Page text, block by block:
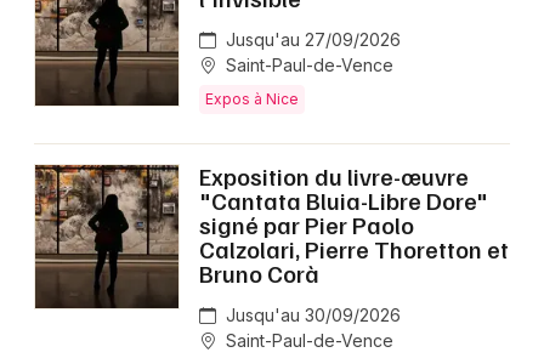
Jusqu'au 27/09/2026
Saint-Paul-de-Vence
Expos à Nice
Exposition du livre-œuvre
"Cantata Bluia-Libre Dore"
signé par Pier Paolo
Calzolari, Pierre Thoretton et
Bruno Corà
Jusqu'au 30/09/2026
Saint-Paul-de-Vence